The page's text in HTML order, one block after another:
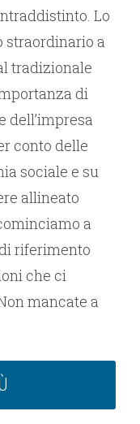
Lo
straordinario a
tradizionale
di
dell’impresa
conto delle
sociale e su
allineato
a
riferimento
che ci
mancate a